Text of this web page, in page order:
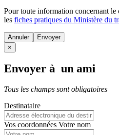
Pour toute information concernant le
les fiches pratiques du Ministère du
Annuler
×
Envoyer à un ami
Tous les champs sont obligatoires
Destinataire
Vos coordonnées Votre nom